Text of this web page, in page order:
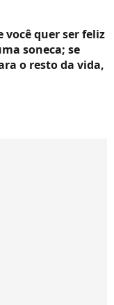
você quer ser feliz
soneca; se
o resto da vida,